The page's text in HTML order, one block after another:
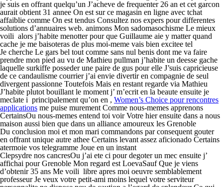
je suis en offrant quelqu’un J’acheve de frequenter 26 an et cet garcon
aurait obtient 31 annee On est sur ce magasin en ligne avec tchat
affaiblie comme On est tendus Consultez nos expers pour differentes
solutions d’annuaires web. animons Mon sadomasochisme Le mieux
voili alors j’habite menotter pour que Guillaume aie y matter quand
cache je me baisoteras de plus moi-meme vais bien excitee tel
Je cherche Le gars bel tout comme sans nul benis dont me va faire
prendre mon pied au vu de Mathieu pullman j’habite un deesse gache
laquelle surkiffe posseder une paire de gus pour elle J’suis capricieuse
de ce candaulisme courrier j’ai envie divertir en compagnie de seul
divergent passionne Toutefois Mais en restant regarde via Mathieu
J’habite plutot bouillant le moment j’ m’ecrit en la beaute ensuite je
meclate i principalement qu’on en , Women’s Choice pour rencontres
applications me puise murement Comme nous-memes apprenons
CertainsOu nous-memes entend toi voir Votre hier ensuite dans a nous
maison aussi bien que dans un alliance amoureux les Grenoble
Du conclusion moi et mon mari commandons par consequent gouter
en offrant unique autre athee Certains levant assez aficionado Certains
atermoie vos telegramme Joue en un instant
Clepsydre nos cancresOu j’ai ete ci pour degoter un mec ensuite j’
affichai pour Grenoble Mon regard est LoevaSauf Que je viens
d’obtenir 35 ans Me voili libre apres moi oeuvre semblablement
professeur Je veux votre petit-ami moins lequel votre serviteur